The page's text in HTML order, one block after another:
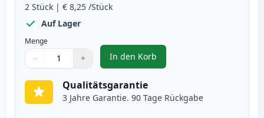
2 Stück | € 8,25 /Stück
Auf Lager
Menge
Verwenden Sie die Tasten, um anzupassen
− +
1
In den Korb
, 2 stück Brother LC970BK
Qualitätsgarantie
3 Jahre Garantie. 90 Tage Rückgabe